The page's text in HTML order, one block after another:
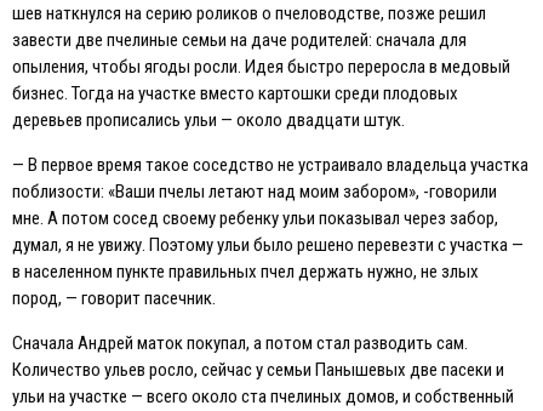
шев наткнулся на серию роликов о пчеловодстве, позже решил
завести две пчелиные семьи на даче родителей: сначала для
опыления, чтобы ягоды росли. Идея быстро переросла в медовый
бизнес. Тогда на участке вместо картошки среди плодовых
деревьев прописались ульи — около двадцати штук.
— В первое время такое соседство не устраивало владельца участка
поблизости: «Ваши пчелы летают над моим забором», -говорили
мне. А потом сосед своему ребенку ульи показывал через забор,
думал, я не увижу. Поэтому ульи было решено перевезти с участка —
в населенном пункте правильных пчел держать нужно, не злых
пород, — говорит пасечник.
Сначала Андрей маток покупал, а потом стал разводить сам.
Количество ульев росло, сейчас у семьи Панышевых две пасеки и
ульи на участке — всего около ста пчелиных домов, и собственный